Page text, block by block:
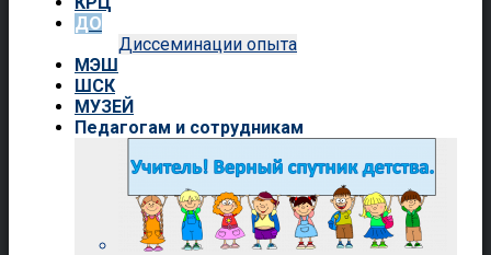
ДО
Диссеминации опыта
МЭШ
ШСК
МУЗЕЙ
Педагогам и сотрудникам